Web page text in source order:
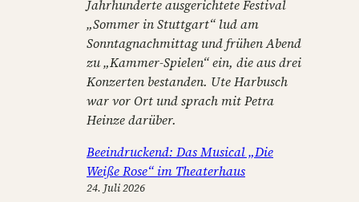
Jahrhunderte ausgerichtete Festival
„Sommer in Stuttgart“ lud am
Sonntagnachmittag und frühen Abend
zu „Kammer-Spielen“ ein, die aus drei
Konzerten bestanden. Ute Harbusch
war vor Ort und sprach mit Petra
Heinze darüber.
Beeindruckend: Das Musical „Die
Weiße Rose“ im Theaterhaus
24. Juli 2026